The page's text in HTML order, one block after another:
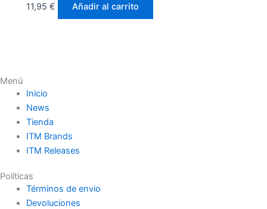
11,95 € Añadir al carrito
Menú
Inicio
News
Tienda
ITM Brands
ITM Releases
Políticas
Términos de envio
Devoluciones